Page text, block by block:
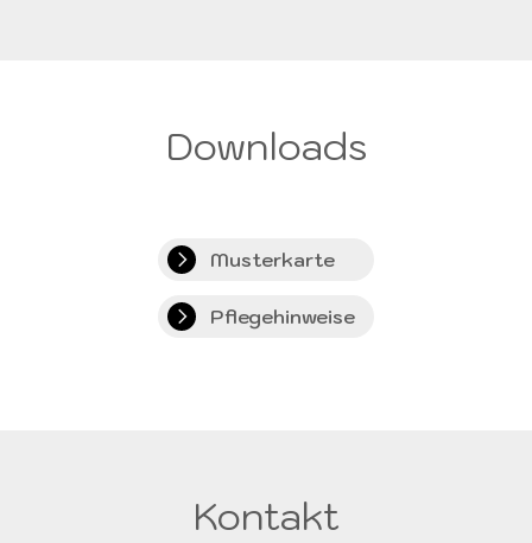
Downloads
Musterkarte
Pflegehinweise
Kontakt